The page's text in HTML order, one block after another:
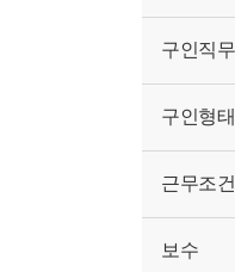
구인직무
구인형태
근무조건
보수